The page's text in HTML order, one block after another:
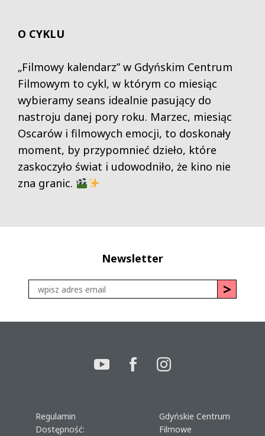
O CYKLU
„Filmowy kalendarz” w Gdyńskim Centrum
Filmowym to cykl, w którym co miesiąc
wybieramy seans idealnie pasujący do
nastroju danej pory roku. Marzec, miesiąc
Oscarów i filmowych emocji, to doskonały
moment, by przypomnieć dzieło, które
zaskoczyło świat i udowodniło, że kino nie
zna granic.
Newsletter
Regulamin
Dostępność:
Gdyńskie Centrum
Filmowe